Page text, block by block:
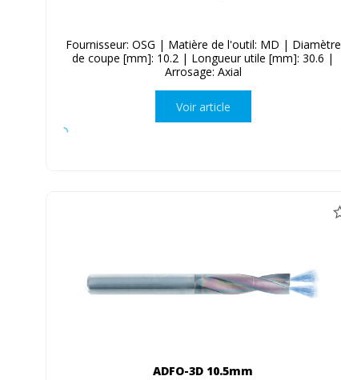
Fournisseur: OSG | Matière de l'outil: MD | Diamètre
de coupe [mm]: 10.2 | Longueur utile [mm]: 30.6 |
Arrosage: Axial
Voir article
ADFO-3D 10.5mm